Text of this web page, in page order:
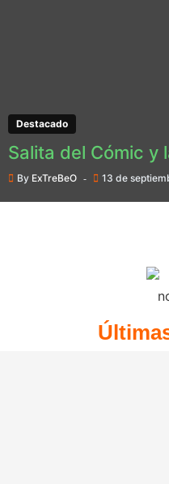
Destacado
Salita del Cómic y
By ExTreBeO 13 de